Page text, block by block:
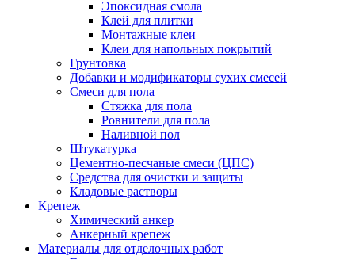
Эпоксидная смола
Клей для плитки
Монтажные клеи
Клеи для напольных покрытий
Грунтовка
Добавки и модификаторы сухих смесей
Смеси для пола
Стяжка для пола
Ровнители для пола
Наливной пол
Штукатурка
Цементно-песчаные смеси (ЦПС)
Средства для очистки и защиты
Кладовые растворы
Крепеж
Химический анкер
Анкерный крепеж
Материалы для отделочных работ